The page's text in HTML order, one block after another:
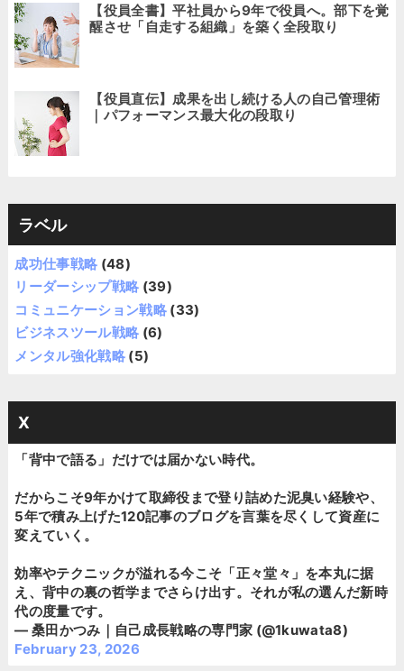
【役員全書】平社員から9年で役員へ。部下を覚
醒させ「自走する組織」を築く全段取り
【役員直伝】成果を出し続ける人の自己管理術
｜パフォーマンス最大化の段取り
ラベル
成功仕事戦略 (48)
リーダーシップ戦略 (39)
コミュニケーション戦略 (33)
ビジネスツール戦略 (6)
メンタル強化戦略 (5)
X
「背中で語る」だけでは届かない時代。
だからこそ9年かけて取締役まで登り詰めた泥臭い経験や、
5年で積み上げた120記事のブログを言葉を尽くして資産に
変えていく。
効率やテクニックが溢れる今こそ「正々堂々」を本丸に据
え、背中の裏の哲学までさらけ出す。それが私の選んだ新時
代の度量です。
— 桑田かつみ｜自己成長戦略の専門家 (@1kuwata8)
February 23, 2026